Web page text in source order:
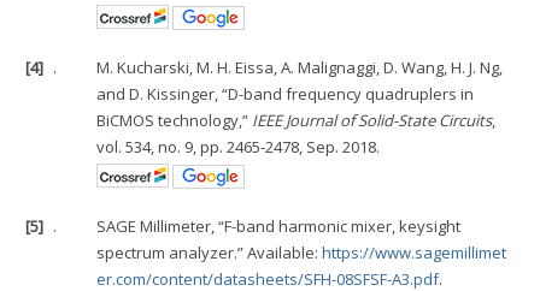
[4] .
M. Kucharski, M. H. Eissa, A. Malignaggi, D. Wang, H. J. Ng,
and D. Kissinger, “D-band frequency quadruplers in
BiCMOS technology,” IEEE Journal of Solid-State Circuits,
vol. 534, no. 9, pp. 2465-2478, Sep. 2018.
[5] .
SAGE Millimeter, “F-band harmonic mixer, keysight
spectrum analyzer.” Available:https://www.sagemillimet
er.com/content/datasheets/SFH-08SFSF-A3.pdf.